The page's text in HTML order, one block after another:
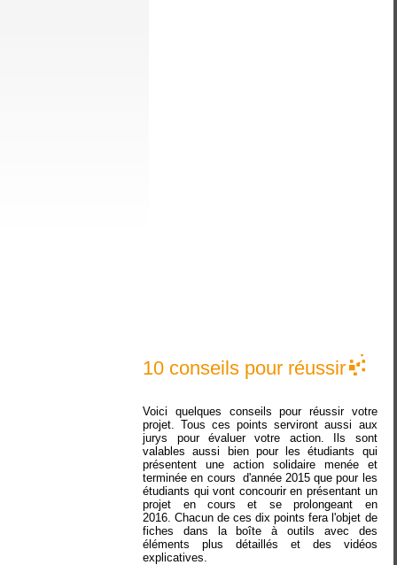
10 conseils pour réussir
Voici quelques conseils pour réussir votre
projet. Tous ces points serviront aussi aux
jurys pour évaluer votre action. Ils sont
valables aussi bien pour les étudiants qui
présentent une action solidaire menée et
terminée en cours d'année 2015 que pour les
étudiants qui vont concourir en présentant un
projet en cours et se prolongeant en
2016. Chacun de ces dix points fera l'objet de
fiches dans la boîte à outils avec des
éléments plus détaillés et des vidéos
explicatives.